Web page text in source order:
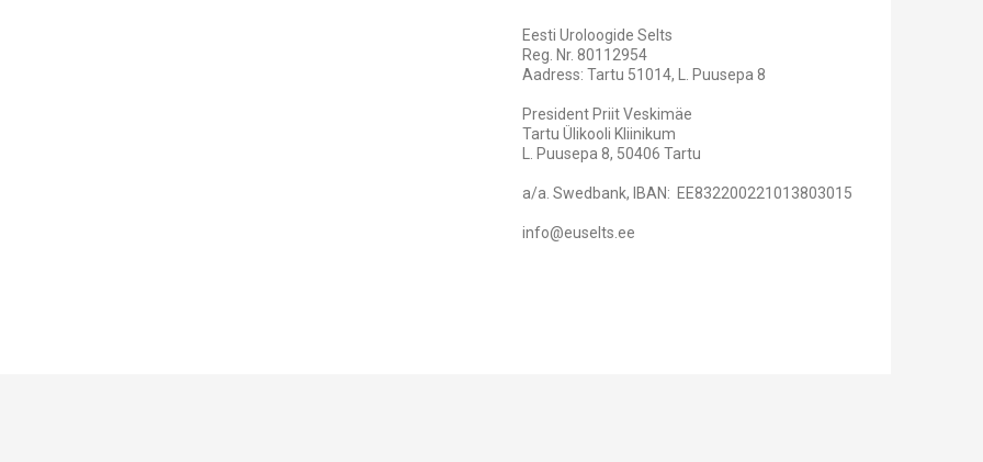
Eesti Uroloogide Selts
Reg. Nr. 80112954
Aadress: Tartu 51014, L. Puusepa 8
President Priit Veskimäe
Tartu Ülikooli Kliinikum
L. Puusepa 8, 50406 Tartu
a/a. Swedbank, IBAN: EE832200221013803015
info@euselts.ee